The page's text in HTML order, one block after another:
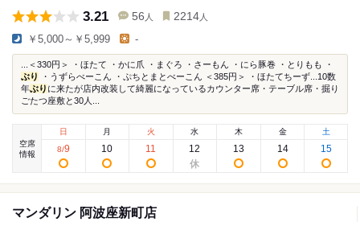
3.21 56 人 2214 人
￥5,000～￥5,999 -
...＜330円＞ ・ほたて ・かに爪 ・まぐろ ・さーもん ・にら豚巻 ・とりもも ・
ぶり
・うずらべーこん ・ぷちとまとべーこん ＜385円＞ ・ほたてちーず...10数
年ぶり に来たが店内改装して綺麗になっているカウンター席・テーブル席・掘り
ごたつ座敷と30人...
空席
情報
日
8/9
月
10
火
11
水
12
木
13
金
14
土
15
マンダリン 阿波座新町店